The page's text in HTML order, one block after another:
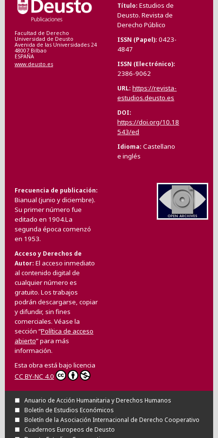
Facultad de Derecho
Universidad de Deusto
Avenida de las Universidades 24
48007 Bilbao
ESPAÑA
www.deusto.es
Título Estudios de
Deusto. Revista de
Derecho Público
ISSN (Papel) 0423-
4847
ISSN (Electrónico)
2386-9062
URL https://revista-
estudios.deusto.es
DOI
https://doi.org/10.18
543/ed
Idioma Castellano
e inglés
Frecuencia de publicación
Bianual (junio y diciembre).
Su primer número fue
editado en 1904.La
segunda época comenzó
en 1953.
Acceso y Derechos de
Autor El acceso inmediato
al contenido digital de
cualquier número es
gratuito. Los trabajos
podrán descargarse, copiar
y difundir, sin fines
comerciales. Véase la
sección “Política de acceso
abierto” para más
información.
Esta obra está bajo licencia
CC BY-NC 4.0
Anuario de Acción Humanitaria y Derechos Humanos
Boletín de Estudios Económicos
Boletín de la Asociación Internacional de Derecho Cooperativo
Cuadernos Europeos de Deusto